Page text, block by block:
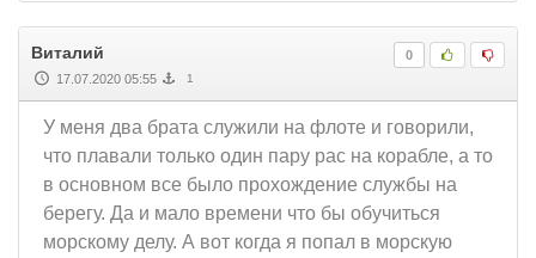
0
Виталий
17.07.2020 05:55 1
У меня два брата служили на флоте и говорили,
что плавали только один пару рас на корабле, а то
в основном все было прохождение службы на
берегу. Да и мало времени что бы обучиться
морскому делу. А вот когда я попал в морскую